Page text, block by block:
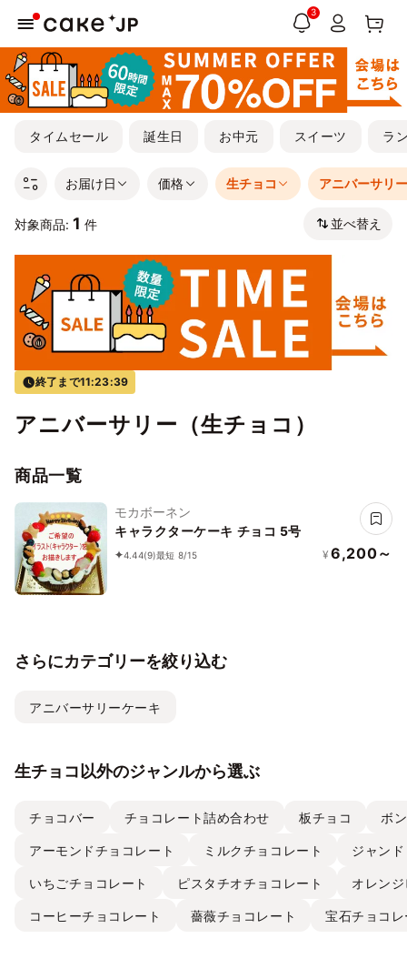
3
タイムセール 誕生日 お中元 スイーツ ラ
お届け日 価格 生チョコ アニバーサリ
対象商品: 1 件 並べ替え
終了まで11:23:39
アニバーサリー（生チョコ）
商品一覧
モカボーネン
キャラクターケーキ チョコ 5号
4.44(9)最短 8/15 ¥ 6,200～
さらにカテゴリーを絞り込む
アニバーサリーケーキ
生チョコ以外のジャンルから選ぶ
チョコバー チョコレート詰め合わせ 板チョコ ボ
アーモンドチョコレート ミルクチョコレート ジャン
いちごチョコレート ピスタチオチョコレート オレン
コーヒーチョコレート 薔薇チョコレート 宝石チョコ